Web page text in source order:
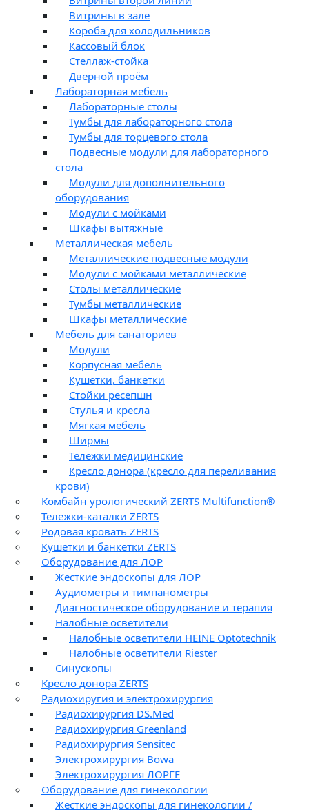
Витрины в зале
Короба для холодильников
Кассовый блок
Стеллаж-стойка
Дверной проём
Лабораторная мебель
Лабораторные столы
Тумбы для лабораторного стола
Тумбы для торцевого стола
Подвесные модули для лабораторного
стола
Модули для дополнительного
оборудования
Модули с мойками
Шкафы вытяжные
Металлическая мебель
Металлические подвесные модули
Модули с мойками металлические
Столы металлические
Тумбы металлические
Шкафы металлические
Мебель для санаториев
Модули
Корпусная мебель
Кушетки, банкетки
Стойки ресепшн
Стулья и кресла
Мягкая мебель
Ширмы
Тележки медицинские
Кресло донора (кресло для переливания
крови)
Комбайн урологический ZERTS Multifunction®
Тележки-каталки ZERTS
Родовая кровать ZERTS
Кушетки и банкетки ZERTS
Оборудование для ЛОР
Жесткие эндоскопы для ЛОР
Аудиометры и тимпанометры
Диагностическое оборудование и терапия
Налобные осветители
Налобные осветители HEINE Optotechnik
Налобные осветители Riester
Синускопы
Кресло донора ZERTS
Радиохиругия и электрохирургия
Радиохирургия DS.Med
Радиохирургия Greenland
Радиохирургия Sensitec
Электрохирургия Bowa
Электрохирургия ЛОРГЕ
Оборудование для гинекологии
Жесткие эндоскопы для гинекологии /